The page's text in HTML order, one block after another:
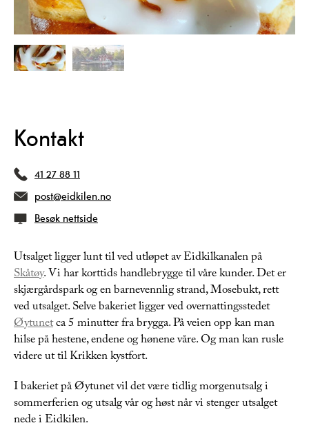
Kontakt
41 27 88 11
post@eidkilen.no
Besøk nettside
Utsalget ligger lunt til ved utløpet av Eidkilkanalen på
Skåtøy. Vi har korttids handlebrygge til våre kunder. Det er
skjærgårdspark og en barnevennlig strand, Mosebukt, rett
ved utsalget. Selve bakeriet ligger ved overnattingsstedet
Øytunetca 5 minutter fra brygga. På veien opp kan man
hilse på hestene, endene og hønene våre. Og man kan rusle
videre ut til Krikken kystfort.
I bakeriet på Øytunet vil det være tidlig morgenutsalg i
sommerferien og utsalg vår og høst når vi stenger utsalget
nede i Eidkilen.